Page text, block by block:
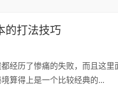
的打法技巧
历了惨痛的失败，而且这里
算得上是一个比较经典的...